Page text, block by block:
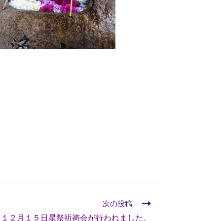
次の投稿
１２月１５日星祭祈祷会が行われました。